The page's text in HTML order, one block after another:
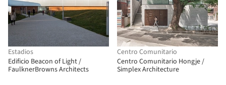
Estadios
Edificio Beacon of Light /
FaulknerBrowns Architects
Centro Comunitario
Centro Comunitario Hongje /
Simplex Architecture